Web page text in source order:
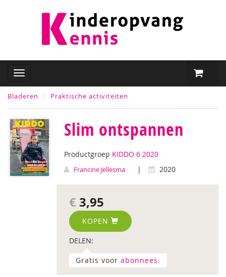
Bladeren Praktische activiteiten
Slim ontspannen
Productgroep KIDDO 6 2020
Francine Jellesma | 2020
€ 3,95
KOPEN
DELEN:
Gratis voor abonnees.